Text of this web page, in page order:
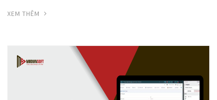
XEM THÊM